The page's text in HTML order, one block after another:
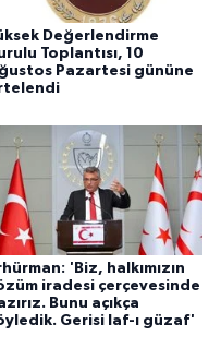
Değerlendirme
Toplantısı, 10
Pazartesi gününe
'Biz, halkımızın
iradesi çerçevesinde
Bunu açıkça
Gerisi laf-ı güzaf'